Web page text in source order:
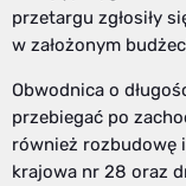
przetargu zgłosiły
w założonym
Obwodnica o
przebiegać po
również rozbudowę
krajowa nr 28 oraz